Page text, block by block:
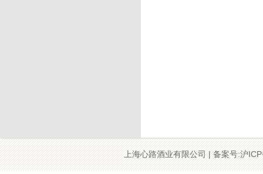
上海心路酒业有限公司 | 备案号:沪